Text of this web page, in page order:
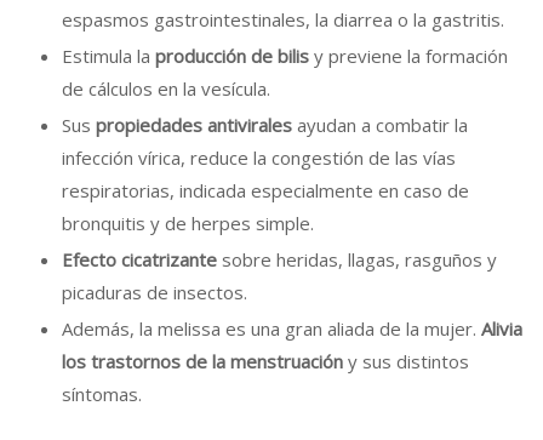
espasmos gastrointestinales, la diarrea o la gastritis.
Estimula la producción de bilis y previene la formación
de cálculos en la vesícula.
Sus propiedades antivirales ayudan a combatir la
infección vírica, reduce la congestión de las vías
respiratorias, indicada especialmente en caso de
bronquitis y de herpes simple.
Efecto cicatrizante sobre heridas, llagas, rasguños y
picaduras de insectos.
Además, la melissa es una gran aliada de la mujer. Alivia
los trastornos de la menstruación y sus distintos
síntomas.